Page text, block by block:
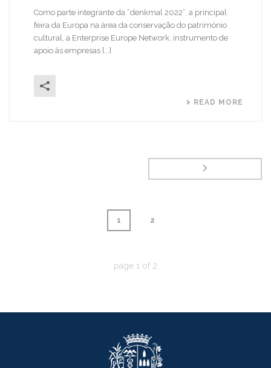
Como parte integrante da “denkmal 2022”, a principal
feira da Europa na área da conservação do património
cultural, a Enterprise Europe Network, instrumento de
apoio às empresas [...]
READ MORE
1 2
page 1 of 2